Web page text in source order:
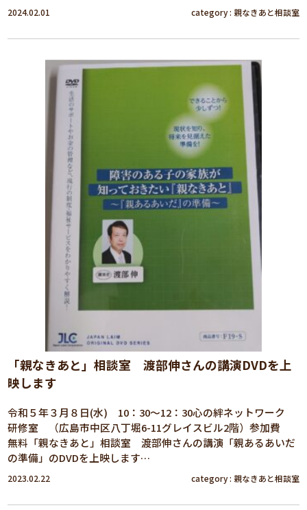
2024.02.01 category : 親なきあと相談室
「親なきあと」相談室 渡部伸さんの講演DVDを上
映します
令和５年３月８日(水) 10：30～12：30心の絆ネットワーク
研修室 （広島市中区八丁堀6-11グレイスビル2階）参加費
無料「親なきあと」相談室 渡部伸さんの講演「親あるあいだ
の準備」のDVDを上映します…
2023.02.22 category : 親なきあと相談室